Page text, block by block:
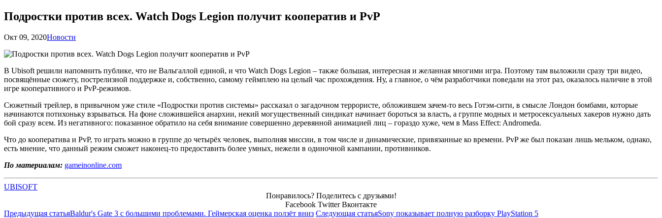
Подростки против всех. Watch Dogs Legion получит кооператив и PvP
Окт 09, 2020Новости
В Ubisoft решили напомнить публике, что не Вальгаллой единой, и что Watch Dogs Legion – также большая, интересная и желанная многими игра. Поэтому там выложили сразу три видео,
посвящённые сюжету, пострелизной поддержке и, собственно, самому геймплею на целый час прохождения. Ну, а главное, о чём разработчики поведали на этот раз, оказалось наличие в этой
игре кооперативного и PvP-режимов.
Сюжетный трейлер, в привычном уже стиле «Подростки против системы» рассказал о загадочном террористе, обложившем зачем-то весь Готэм-сити, в смысле Лондон бомбами, которые
начинаются потихоньку взрываться. На фоне сложившейся анархии, некий могущественный синдикат начинает бороться за власть, а группе модных и метросексуальных хакеров нужно дать
бой сразу всем. Из негативного: показанное обратило на себя внимание совершенно деревянной анимацией лиц – гораздо хуже, чем в Mass Effect: Andromeda.
Что до кооператива и PvP, то играть можно в группе до четырёх человек, выполняя миссии, в том числе и динамические, привязанные ко времени. PvP же был показан лишь мельком, однако,
есть мнение, что данный режим сможет наконец-то предоставить более умных, нежели в одиночной кампании, противников.
По материалам: gameinonline.com
UBISOFT
Понравилось? Поделитесь с друзьями!
Facebook Twitter Вконтакте
Предыдущая статьяBaldur's Gate 3 с большими проблемами. Геймерская оценка ползёт вниз Следующая статьяSony показывает полную разборку PlayStation 5